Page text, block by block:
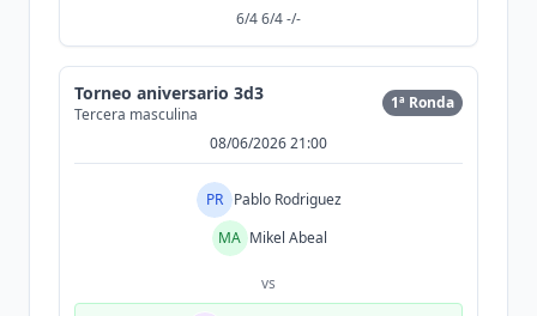
6/4 6/4 -/-
Torneo aniversario 3d3
Tercera masculina
1ª Ronda
08/06/2026 21:00
PR Pablo Rodriguez
MA Mikel Abeal
vs